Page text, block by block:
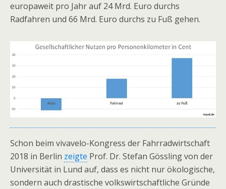
europaweit pro Jahr auf 24 Mrd. Euro durchs
Radfahren und 66 Mrd. Euro durchs zu Fuß gehen.
Schon beim vivavelo-Kongress der Fahrradwirtschaft
2018 in Berlin zeigte Prof. Dr. Stefan Gössling von der
Universität in Lund auf, dass es nicht nur ökologische,
sondern auch drastische volkswirtschaftliche Gründe